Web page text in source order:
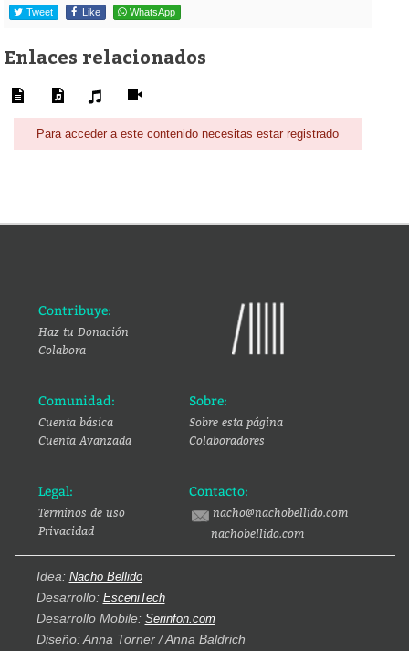
Tweet Like WhatsApp
Enlaces relacionados
Para acceder a este contenido necesitas estar registrado
Contribuye:
Haz tu Donación
Colabora
Comunidad:
Cuenta básica
Cuenta Avanzada
Sobre:
Sobre esta página
Colaboradores
Legal:
Terminos de uso
Privacidad
Contacto:
nacho@nachobellido.com
nachobellido.com
Idea: Nacho Bellido
Desarrollo: EsceniTech
Desarrollo Mobile: Serinfon.com
Diseño: Anna Torner / Anna Baldrich